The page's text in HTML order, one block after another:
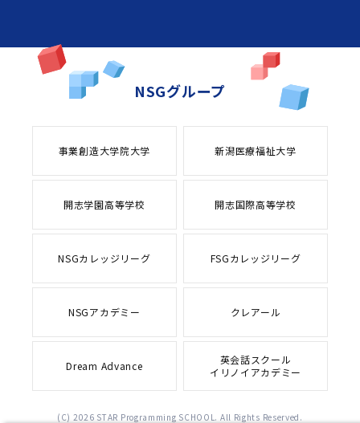
NSGグループ
事業創造大学院大学 新潟医療福祉大学
開志学園高等学校 開志国際高等学校
NSGカレッジリーグ FSGカレッジリーグ
NSGアカデミー クレアール
Dream Advance
英会話スクール
イリノイアカデミー
(C) 2026 STAR Programming SCHOOL. All Rights Reserved.